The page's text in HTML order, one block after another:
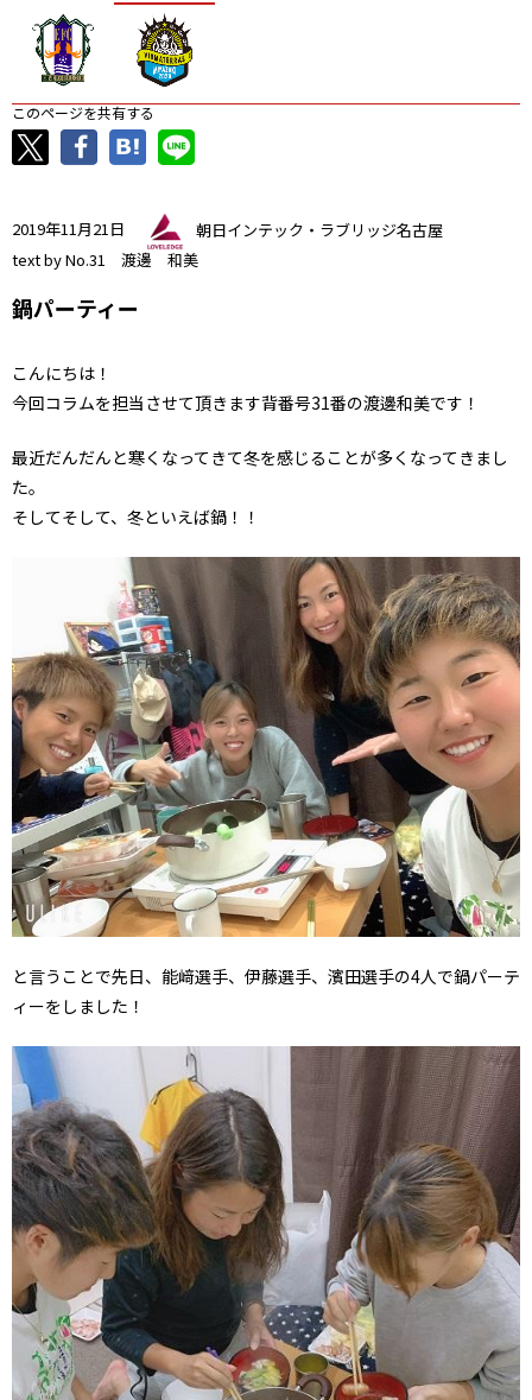
このページを共有する
2019年11月21日
朝日インテック・ラブリッジ名古屋
text by No.31 渡邊 和美
鍋パーティー
こんにちは！
今回コラムを担当させて頂きます背番号31番の渡邊和美です！
最近だんだんと寒くなってきて冬を感じることが多くなってきまし
た。
そしてそして、冬といえば鍋！！
と言うことで先日、能﨑選手、伊藤選手、濱田選手の4人で鍋パーテ
ィーをしました！